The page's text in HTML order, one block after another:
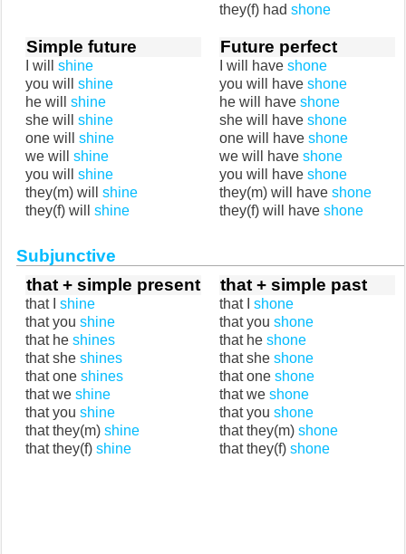
they(f) had shone
Simple future
I will shine
you will shine
he will shine
she will shine
one will shine
we will shine
you will shine
they(m) will shine
they(f) will shine
Future perfect
I will have shone
you will have shone
he will have shone
she will have shone
one will have shone
we will have shone
you will have shone
they(m) will have shone
they(f) will have shone
Subjunctive
that + simple present
that I shine
that you shine
that he shines
that she shines
that one shines
that we shine
that you shine
that they(m) shine
that they(f) shine
that + simple past
that I shone
that you shone
that he shone
that she shone
that one shone
that we shone
that you shone
that they(m) shone
that they(f) shone